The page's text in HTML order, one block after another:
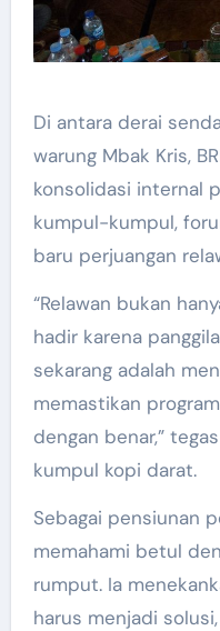
Di antara derai
warung Mbak Kris,
konsolidasi internal
kumpul-kumpul,
baru perjuangan
“Relawan bukan
hadir karena
sekarang adalah
memastikan
dengan benar,”
kumpul kopi darat.
Sebagai pensiunan
memahami betul
rumput. Ia
harus menjadi